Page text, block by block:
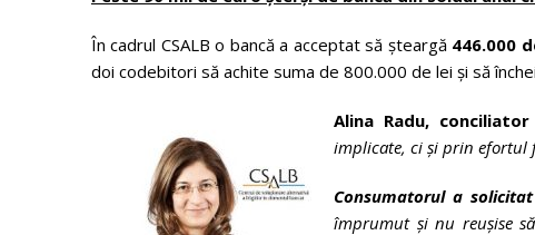
În cadrul CSALB o bancă a acceptat să șteargă 446.000
doi codebitori să achite suma de 800.000 de lei și să
Alina Radu,
implicate, ci și prin efortul
Consumatorul a solicitat
împrumut și nu reușise